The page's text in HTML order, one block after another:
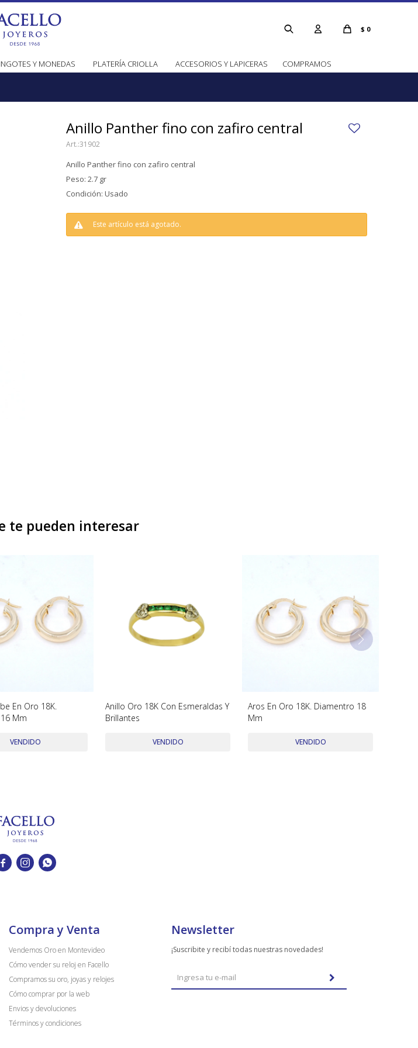
Y MONEDAS PLATERÍA CRIOLLA ACCESORIOS Y LAPICERAS COMPRAMOS
$ 0
Anillo Panther fino con zafiro central
31902
Anillo Panther fino con zafiro central
Peso: 2.7 gr
Condición: Usado
Este artículo está agotado.
te pueden interesar
En Oro 18K.
Mm
VENDIDO
Anillo Oro 18K Con Esmeraldas Y
Brillantes
VENDIDO
Aros En Oro 18K. Diamentro 18
Mm
VENDIDO
  
Compra y Venta
Vendemos Oro en Montevideo
Cómo vender su reloj en Facello
Compramos su oro, joyas y relojes
Cómo comprar por la web
Envios y devoluciones
Términos y condiciones
Newsletter
¡Suscribite y recibí todas nuestras novedades!